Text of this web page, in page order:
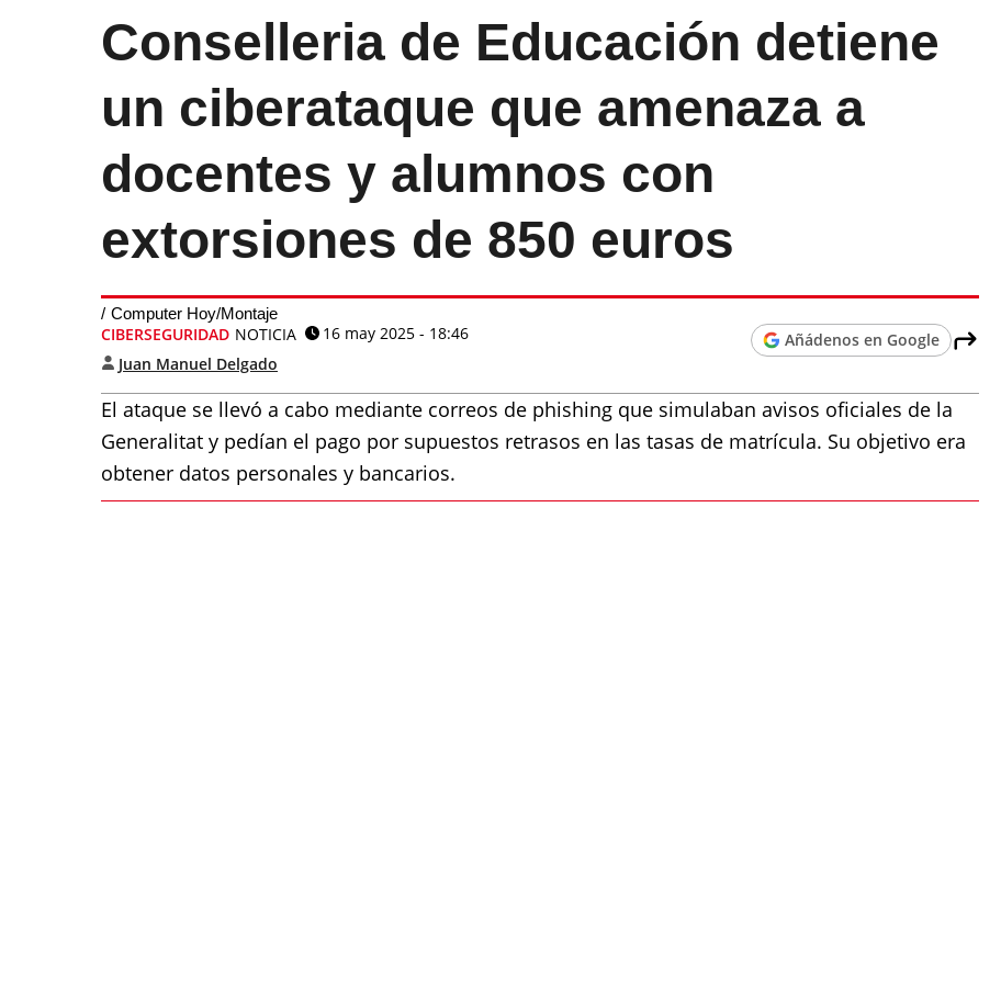
Conselleria de Educación detiene
un ciberataque que amenaza a
docentes y alumnos con
extorsiones de 850 euros
Computer Hoy/Montaje
CIBERSEGURIDAD NOTICIA
16 may 2025 - 18:46
Juan Manuel Delgado
Añádenos en Google
El ataque se llevó a cabo mediante correos de phishing que simulaban avisos oficiales de la
Generalitat y pedían el pago por supuestos retrasos en las tasas de matrícula. Su objetivo era
obtener datos personales y bancarios.